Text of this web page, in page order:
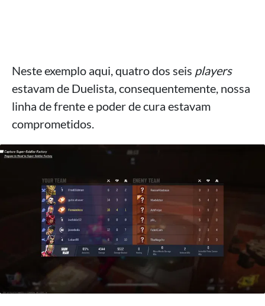
Neste exemplo aqui, quatro dos seis players
estavam de Duelista, consequentemente, nossa
linha de frente e poder de cura estavam
comprometidos.